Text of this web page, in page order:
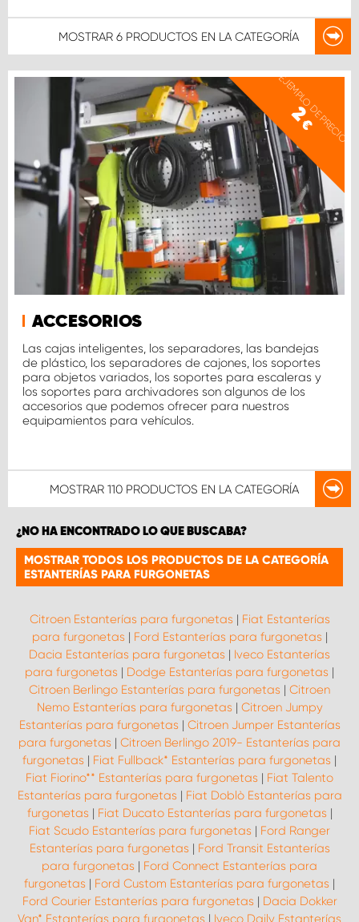
MOSTRAR 6 PRODUCTOS EN LA CATEGORÍA
EJEMPLO DE PRECIO
2
€
ACCESORIOS
Las cajas inteligentes, los separadores, las bandejas
de plástico, los separadores de cajones, los soportes
para objetos variados, los soportes para escaleras y
los soportes para archivadores son algunos de los
accesorios que podemos ofrecer para nuestros
equipamientos para vehículos.
MOSTRAR 110 PRODUCTOS EN LA CATEGORÍA
¿NO HA ENCONTRADO LO QUE BUSCABA?
MOSTRAR TODOS LOS PRODUCTOS DE LA CATEGORÍA
ESTANTERÍAS PARA FURGONETAS
Citroen Estanterías para furgonetas | Fiat Estanterías
para furgonetas | Ford Estanterías para furgonetas |
Dacia Estanterías para furgonetas | Iveco Estanterías
para furgonetas | Dodge Estanterías para furgonetas |
Citroen Berlingo Estanterías para furgonetas | Citroen
Nemo Estanterías para furgonetas | Citroen Jumpy
Estanterías para furgonetas | Citroen Jumper Estanterías
para furgonetas | Citroen Berlingo 2019- Estanterías para
furgonetas | Fiat Fullback* Estanterías para furgonetas |
Fiat Fiorino** Estanterías para furgonetas | Fiat Talento
Estanterías para furgonetas | Fiat Doblò Estanterías para
furgonetas | Fiat Ducato Estanterías para furgonetas |
Fiat Scudo Estanterías para furgonetas | Ford Ranger
Estanterías para furgonetas | Ford Transit Estanterías
para furgonetas | Ford Connect Estanterías para
furgonetas | Ford Custom Estanterías para furgonetas |
Ford Courier Estanterías para furgonetas | Dacia Dokker
Van* Estanterías para furgonetas | Iveco Daily Estanterías